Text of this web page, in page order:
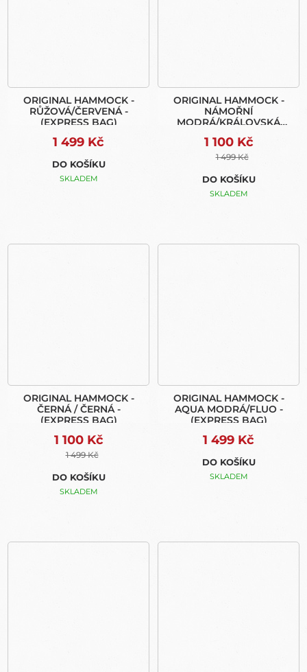
ORIGINAL HAMMOCK -
RŮŽOVÁ/ČERVENÁ -
(EXPRESS BAG)
1 499 Kč
DO KOŠÍKU
SKLADEM
ORIGINAL HAMMOCK -
NÁMOŘNÍ
MODRÁ/KRÁLOVSKÁ
1 100 Kč
1 499 Kč
DO KOŠÍKU
SKLADEM
ORIGINAL HAMMOCK -
ČERNÁ / ČERNÁ -
(EXPRESS BAG)
1 100 Kč
1 499 Kč
DO KOŠÍKU
SKLADEM
ORIGINAL HAMMOCK -
AQUA MODRÁ/FLUO -
(EXPRESS BAG)
1 499 Kč
DO KOŠÍKU
SKLADEM